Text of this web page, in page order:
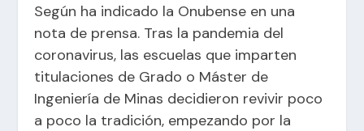
Según ha indicado la Onubense en una
nota de prensa. Tras la pandemia del
coronavirus, las escuelas que imparten
titulaciones de Grado o Máster de
Ingeniería de Minas decidieron revivir poco
a poco la tradición, empezando por la